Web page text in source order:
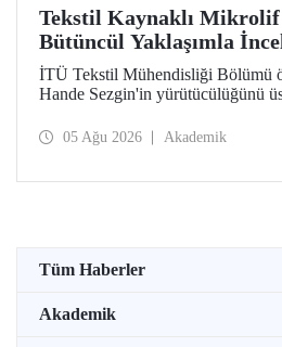
Tekstil Kaynaklı Mikrolif
Bütüncül Yaklaşımla
Azaltım Stratejileri
TÜBİTAK Desteği
İTÜ Tekstil Mühendisliği Bölümü
Hande Sezgin'in yürütücülüğünü
Koşullarına Bağlı Mikrolif Salımı:
05 Ağu 2026 Akademik
Tüm Haberler
Akademik